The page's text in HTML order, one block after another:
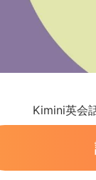
Kimini英会